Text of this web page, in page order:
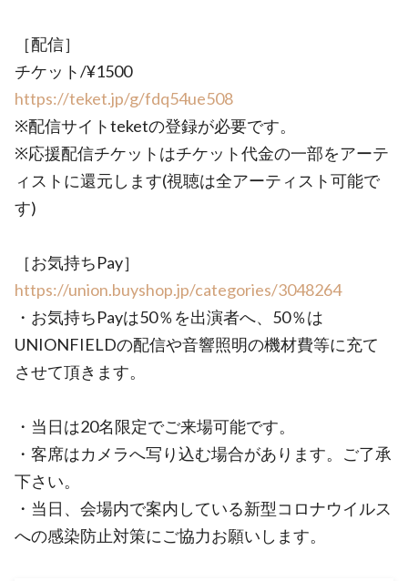
［配信］
チケット/¥1500
https://teket.jp/g/fdq54ue508
※配信サイトteketの登録が必要です。
※応援配信チケットはチケット代金の一部をアーテ
ィストに還元します(視聴は全アーティスト可能で
す)
［お気持ちPay］
https://union.buyshop.jp/categories/3048264
・お気持ちPayは50％を出演者へ、50％は
UNIONFIELDの配信や音響照明の機材費等に充て
させて頂きます。
・当日は20名限定でご来場可能です。
・客席はカメラへ写り込む場合があります。ご了承
下さい。
・当日、会場内で案内している新型コロナウイルス
への感染防止対策にご協力お願いします。